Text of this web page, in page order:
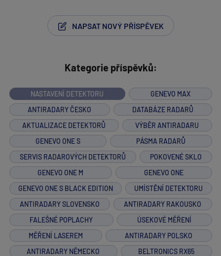
NAPSAT NOVÝ PŘÍSPĚVEK
Kategorie příspěvků:
NASTAVENÍ DETEKTORU
GENEVO MAX
ANTIRADARY ČESKO
DATABÁZE RADARŮ
AKTUALIZACE DETEKTORŮ
VÝBĚR ANTIRADARU
GENEVO ONE S
PÁSMA RADARŮ
SERVIS RADAROVÝCH DETEKTORŮ
POKOVENÉ SKLO
GENEVO ONE M
GENEVO ONE
GENEVO ONE S BLACK EDITION
UMÍSTĚNÍ DETEKTORU
ANTIRADARY SLOVENSKO
ANTIRADARY RAKOUSKO
FALEŠNÉ POPLACHY
ÚSEKOVÉ MĚŘENÍ
MĚŘENÍ LASEREM
ANTIRADARY POLSKO
ANTIRADARY NĚMECKO
BELTRONICS RX65